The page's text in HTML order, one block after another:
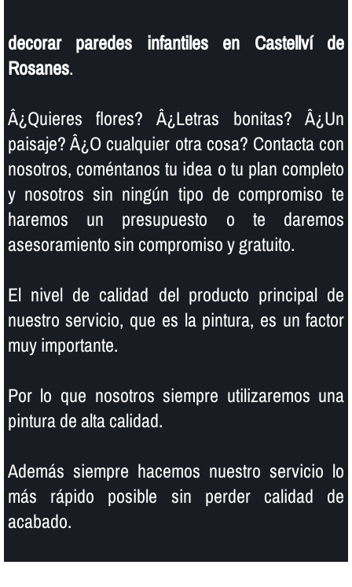
decorar paredes infantiles en Castellví de
Rosanes.
Â¿Quieres flores? Â¿Letras bonitas? Â¿Un
paisaje? Â¿O cualquier otra cosa? Contacta con
nosotros, coméntanos tu idea o tu plan completo
y nosotros sin ningún tipo de compromiso te
haremos un presupuesto o te daremos
asesoramiento sin compromiso y gratuito.
El nivel de calidad del producto principal de
nuestro servicio, que es la pintura, es un factor
muy importante.
Por lo que nosotros siempre utilizaremos una
pintura de alta calidad.
Además siempre hacemos nuestro servicio lo
más rápido posible sin perder calidad de
acabado.